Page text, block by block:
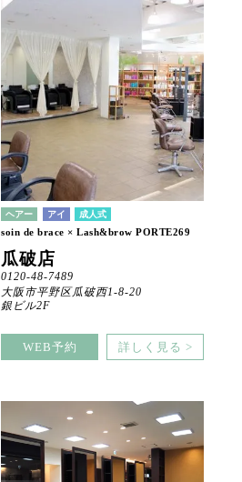
ヘアー アイ 成人式
soin de brace × Lash&brow PORTE269
瓜破店
0120-48-7489
大阪市平野区瓜破西1-8-20
銀ビル2F
WEB予約 詳しく見る >